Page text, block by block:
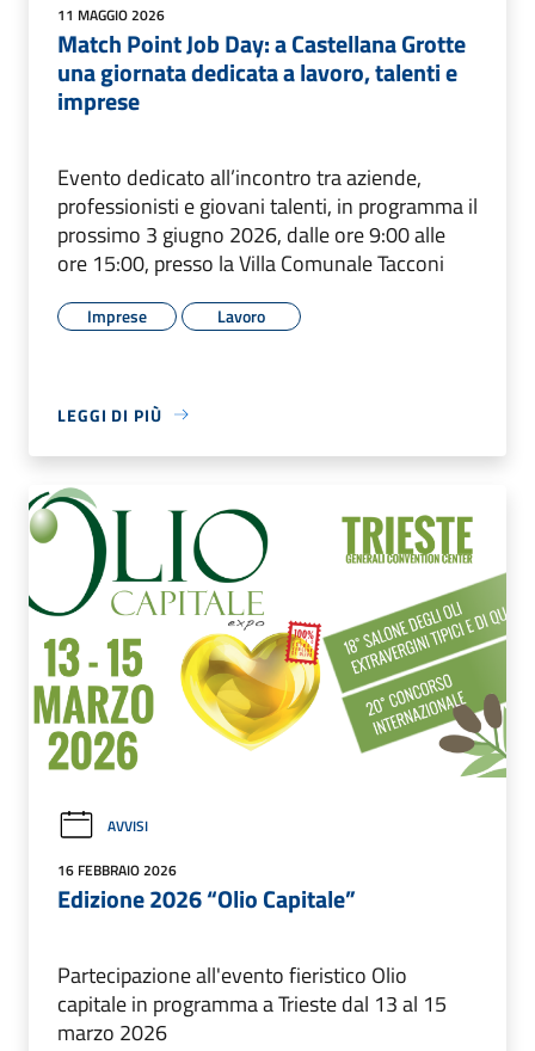
11 MAGGIO 2026
Match Point Job Day: a Castellana Grotte
una giornata dedicata a lavoro, talenti e
imprese
Evento dedicato all’incontro tra aziende,
professionisti e giovani talenti, in programma il
prossimo 3 giugno 2026, dalle ore 9:00 alle
ore 15:00, presso la Villa Comunale Tacconi
Imprese Lavoro
LEGGI DI PIÙ
AVVISI
16 FEBBRAIO 2026
Edizione 2026 “Olio Capitale”
Partecipazione all'evento fieristico Olio
capitale in programma a Trieste dal 13 al 15
marzo 2026